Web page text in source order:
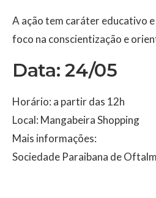
A ação tem caráter educativo e
foco na conscientização e
Data: 24/05
Horário: a partir das 12h
Local: Mangabeira Shopping
Mais informações:
Sociedade Paraibana de